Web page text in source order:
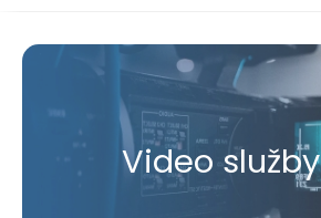
Video služby